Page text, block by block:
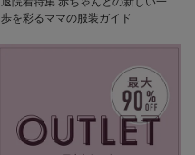
歩を彩るママの服装ガイド